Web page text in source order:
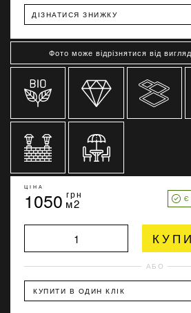
ДІЗНАТИСЯ ЗНИЖКУ
Фото може відрізнятися від
ЦІНА
1050 грн
м2 Є
АБО
КУПИТИ В ОДИН КЛІК